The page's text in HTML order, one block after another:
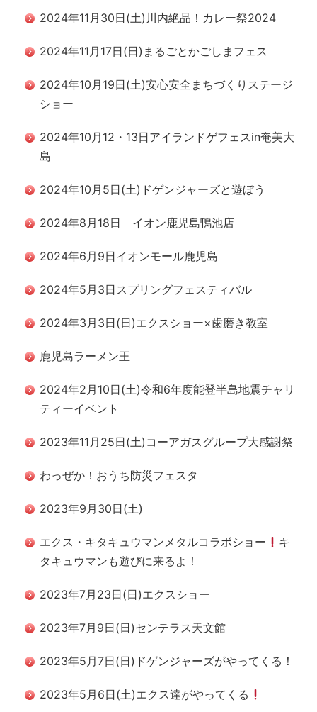
2024年11月30日(土)川内絶品！カレー祭2024
2024年11月17日(日)まるごとかごしまフェス
2024年10月19日(土)安心安全まちづくりステージ
ショー
2024年10月12・13日アイランドゲフェスin奄美大
島
2024年10月5日(土)ドゲンジャーズと遊ぼう
2024年8月18日 イオン鹿児島鴨池店
2024年6月9日イオンモール鹿児島
2024年5月3日スプリングフェスティバル
2024年3月3日(日)エクスショー×歯磨き教室
鹿児島ラーメン王
2024年2月10日(土)令和6年度能登半島地震チャリ
ティーイベント
2023年11月25日(土)コーアガスグループ大感謝祭
わっぜか！おうち防災フェスタ
2023年9月30日(土)
エクス・キタキュウマンメタルコラボショー
キ
タキュウマンも遊びに来るよ！
2023年7月23日(日)エクスショー
2023年7月9日(日)センテラス天文館
2023年5月7日(日)ドゲンジャーズがやってくる！
2023年5月6日(土)エクス達がやってくる